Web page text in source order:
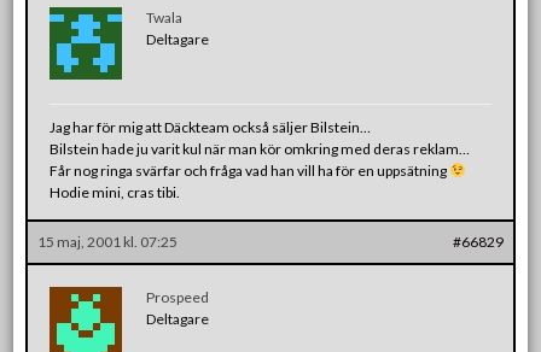
Twala
Deltagare
Jag har för mig att Däckteam också säljer Bilstein…
Bilstein hade ju varit kul när man kör omkring med deras reklam…
Får nog ringa svärfar och fråga vad han vill ha för en uppsätning
Hodie mini, cras tibi.
15 maj, 2001 kl. 07:25 #66829
Prospeed
Deltagare